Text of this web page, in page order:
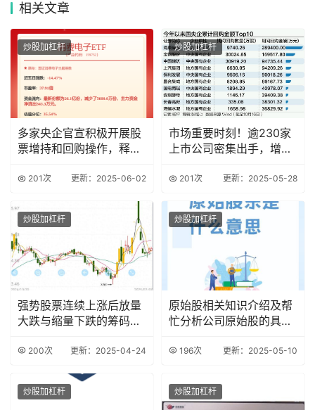
相关文章
炒股加杠杆
多家央企官宣积极开展股
票增持和回购操作，释放
201次 更新：2025-06-02
炒股加杠杆
市场重要时刻！逾230家
上市公司密集出手，增持
201次 更新：2025-05-28
炒股加杠杆
强势股票连续上涨后放量
大跌与缩量下跌的筹码结
200次 更新：2025-04-24
炒股加杠杆
原始股相关知识介绍及帮
忙分析公司原始股的具体
196次 更新：2025-05-10
炒股加杠杆 炒股加杠杆